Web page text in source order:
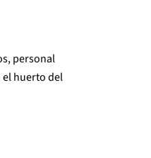
personal
el huerto del